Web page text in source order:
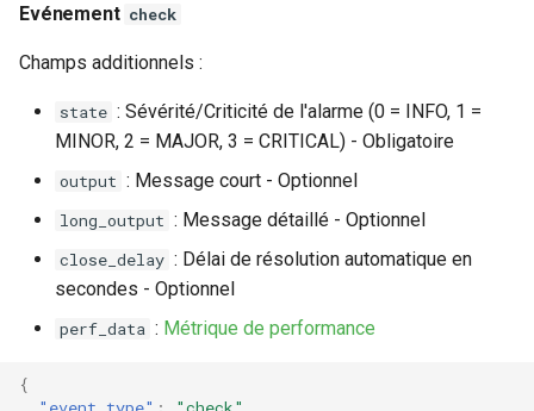
Evénement check
Champs additionnels :
state : Sévérité/Criticité de l'alarme (0 = INFO, 1 =
MINOR, 2 = MAJOR, 3 = CRITICAL) - Obligatoire
output : Message court - Optionnel
long_output : Message détaillé - Optionnel
close_delay : Délai de résolution automatique en
secondes - Optionnel
perf_data : Métrique de performance
{